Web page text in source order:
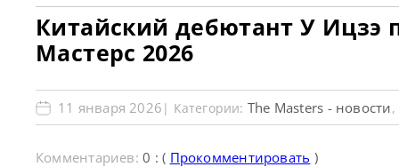
Китайский дебютант У
Мастерс 2026
11 января 2026 | Категории: The Masters - новости,
Комментариев:0 : ( Прокомментировать )